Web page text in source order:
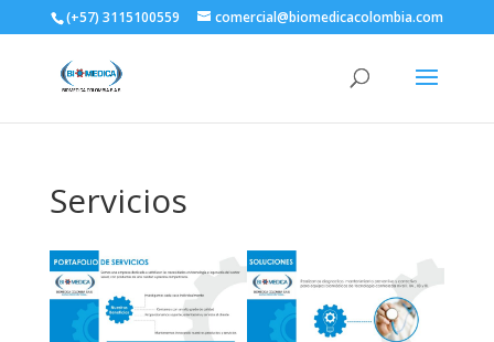
(+57) 3115100559 comercial@biomedicacolombia.com
Servicios